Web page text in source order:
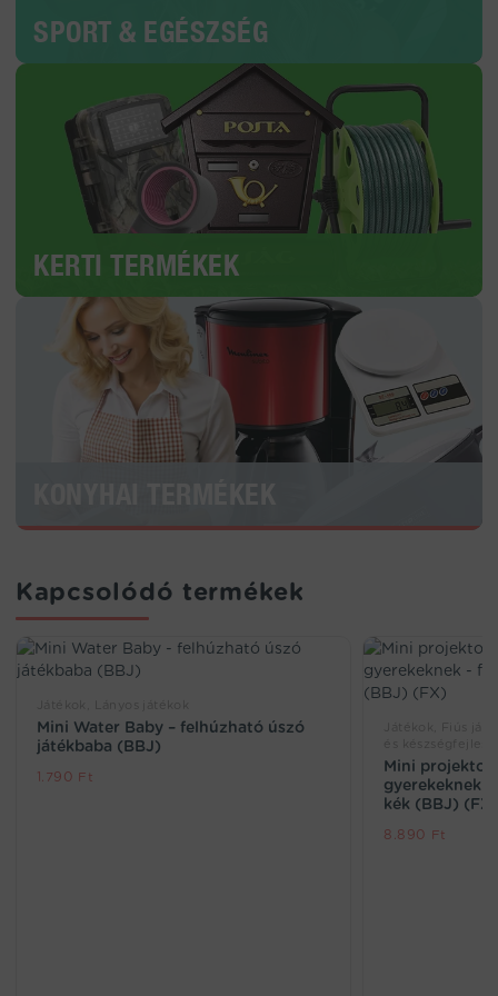
SPORT & EGÉSZSÉG
KERTI TERMÉKEK
Kapcsolódó termékek
Mini Water Baby – felhúzható úszó
játékbaba (BBJ)
1.790 Ft
Mini
gyerekeknek
kék (BBJ) (FX)
8.890 Ft